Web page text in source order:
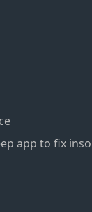
app to fix